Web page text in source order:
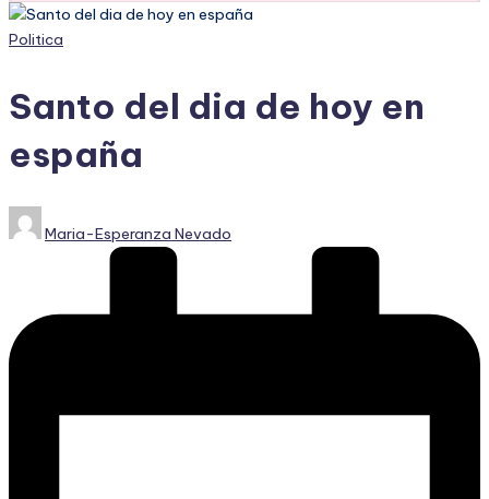
Publicado
Politica
Santo del dia de hoy en
españa
Publicado
por
Maria-Esperanza Nevado